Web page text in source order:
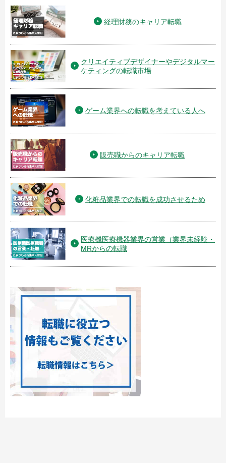
経理財務のキャリア転職
クリエイティブデザイナーやデジタルマー
ケティングの転職市場
ゲーム業界への転職を考えている人へ
販売職からのキャリア転職
化粧品業界での転職を成功させるため
医療機医療機器業界の営業（業界未経験・
MRからの転職